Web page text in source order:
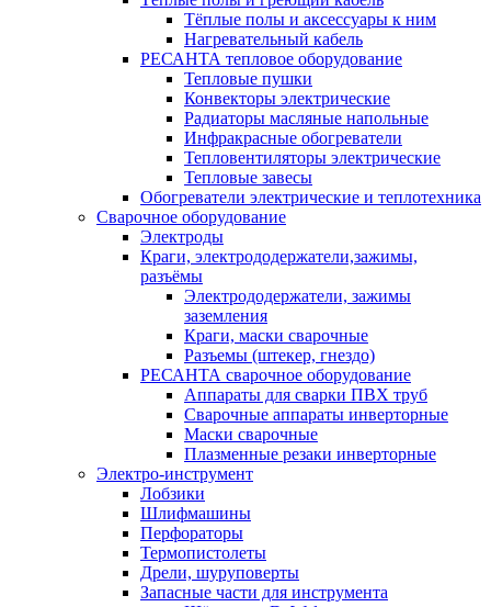
Тёплые полы и аксессуары к ним
Нагревательный кабель
РЕСАНТА тепловое оборудование
Тепловые пушки
Конвекторы электрические
Радиаторы масляные напольные
Инфракрасные обогреватели
Тепловентиляторы электрические
Тепловые завесы
Обогреватели электрические и теплотехника
Сварочное оборудование
Электроды
Краги, электрододержатели,зажимы,
разъёмы
Электрододержатели, зажимы
заземления
Краги, маски сварочные
Разъемы (штекер, гнездо)
РЕСАНТА сварочное оборудование
Аппараты для сварки ПВХ труб
Сварочные аппараты инверторные
Маски сварочные
Плазменные резаки инверторные
Электро-инструмент
Лобзики
Шлифмашины
Перфораторы
Термопистолеты
Дрели, шуруповерты
Запасные части для инструмента